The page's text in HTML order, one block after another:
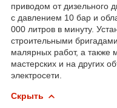
приводом от дизельного
с давлением 10 бар и
000 литров в минуту.
строительными
малярных работ, а также
мастерских и на других
электросети.
Скрыть